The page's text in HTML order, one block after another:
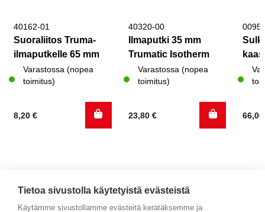
40162-01
Suoraliitos Truma-
ilmaputkelle 65 mm
Varastossa (nopea
toimitus)
8,20 €
40320-00
Ilmaputki 35 mm
Trumatic Isotherm
Varastossa (nopea
toimitus)
23,80 €
Tietoa sivustolla käytetyistä evästeistä
Käytämme sivustollamme evästeitä kerätäksemme ja